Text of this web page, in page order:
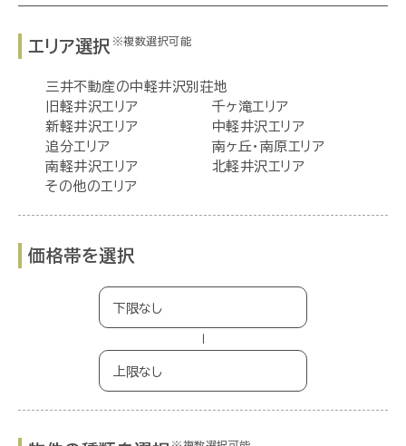
エリア選択 ※複数選択可能
三井不動産の中軽井沢別荘地
旧軽井沢エリア
千ヶ滝エリア
新軽井沢エリア
中軽井沢エリア
追分エリア
南ヶ丘・南原エリア
南軽井沢エリア
北軽井沢エリア
その他のエリア
価格帯を選択